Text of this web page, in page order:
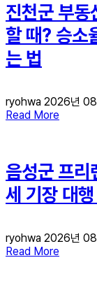
진천군 부동
할 때? 승소
는 법
ryohwa 2026년
Read More
음성군 프
세 기장 대
ryohwa 2026년
Read More